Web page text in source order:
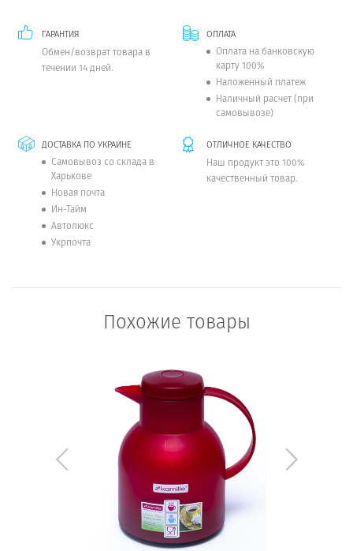
ГАРАНТИЯ
Обмен/возврат товара в
течении 14 дней.
ОПЛАТА
Оплата на банковскую
карту 100%
Наложенный платеж
Наличный расчет (при
самовывозе)
ДОСТАВКА ПО УКРАИНЕ
Самовывоз со склада в
Харькове
Новая почта
Ин-Тайм
Автолюкс
Укрпочта
ОТЛИЧНОЕ КАЧЕСТВО
Наш продукт это 100%
качественный товар.
Похожие товары